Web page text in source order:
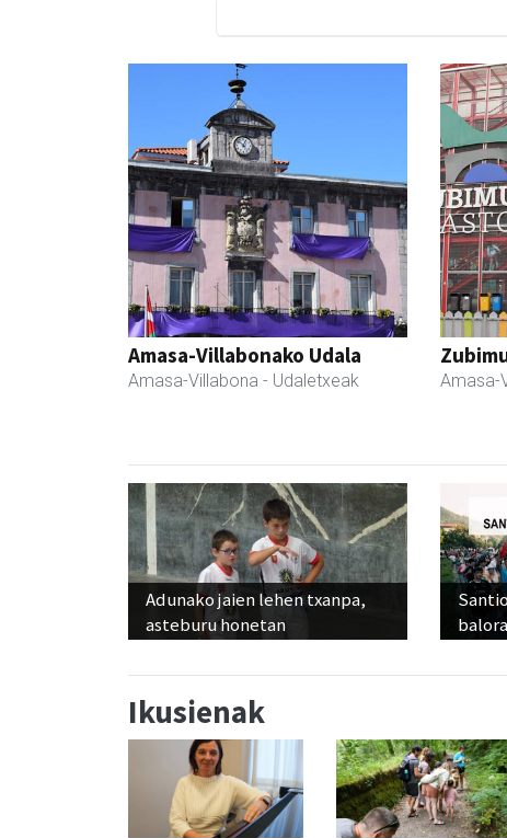
Amasa-Villabonako Udala
Amasa-Villabona - Udaletxeak Amasa-
Adunako jaien lehen txanpa,
asteburu honetan
Ikusienak